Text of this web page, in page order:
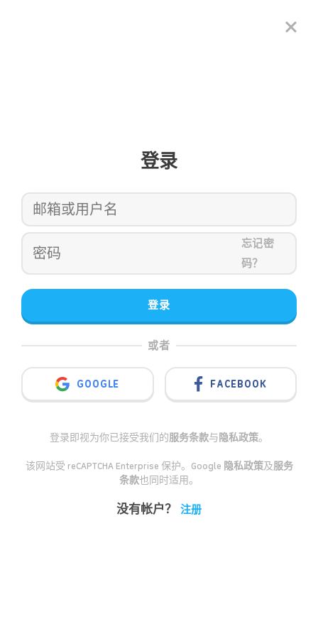
登录
忘记密
码？
登录
或者
GOOGLE FACEBOOK
登录即视为你已接受我们的服务条款与隐私政策。
该网站受 reCAPTCHA Enterprise 保护。Google 隐私政策及服务
条款也同时适用。
没有帐户？ 注册